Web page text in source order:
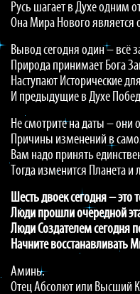
Русь шагает в Духе одним
Она Мира Нового является
Вывод сегодня один – всё
Природа принимает Бога
Наступают Исторические
И предыдущие в Духе
Не смотрите на даты – они
Причины изменений в
Вам надо принять
Тогда изменится Планета
Шесть двоек сегодня – это
Люди прошли очередной
Люди Создателем сегодня
Начните восстанавливать
Аминь.
Отец Абсолют или Высший